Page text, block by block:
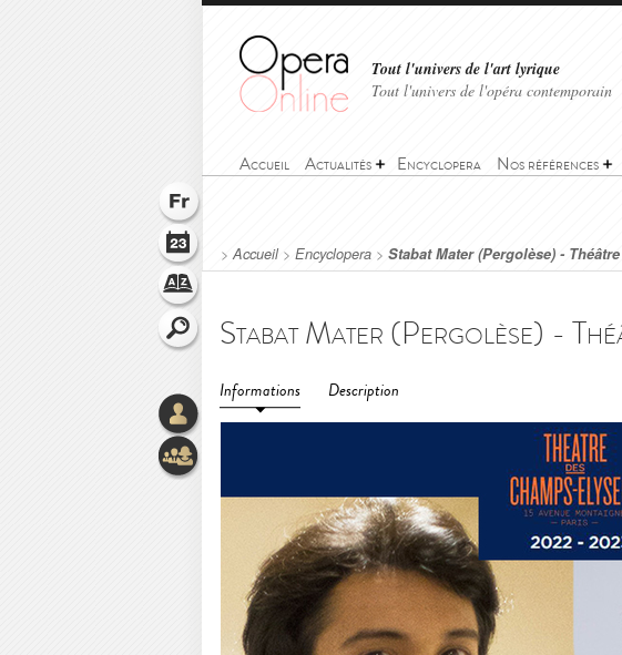
Tout l'univers de l'art lyrique
Tout l'univers de l'opéra contemporain
Accueil Actualités Encyclopera Nos références
>Accueil> Encyclopera > Stabat Mater (Pergolèse) -
Informations Description